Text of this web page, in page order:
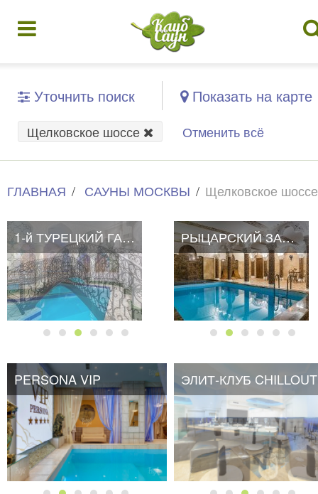
Уточнить поиск Показать на карте
Щелковское шоссе Отменить всё
ГЛАВНАЯ САУНЫ МОСКВЫ Щелковское шоссе
1-й ТУРЕЦКИЙ ГАМБИТ РЫЦАРСКИЙ ЗАМОК
PERSONA VIP
PERSONA VIP ЭЛИТ-КЛУБ CHILLOUT